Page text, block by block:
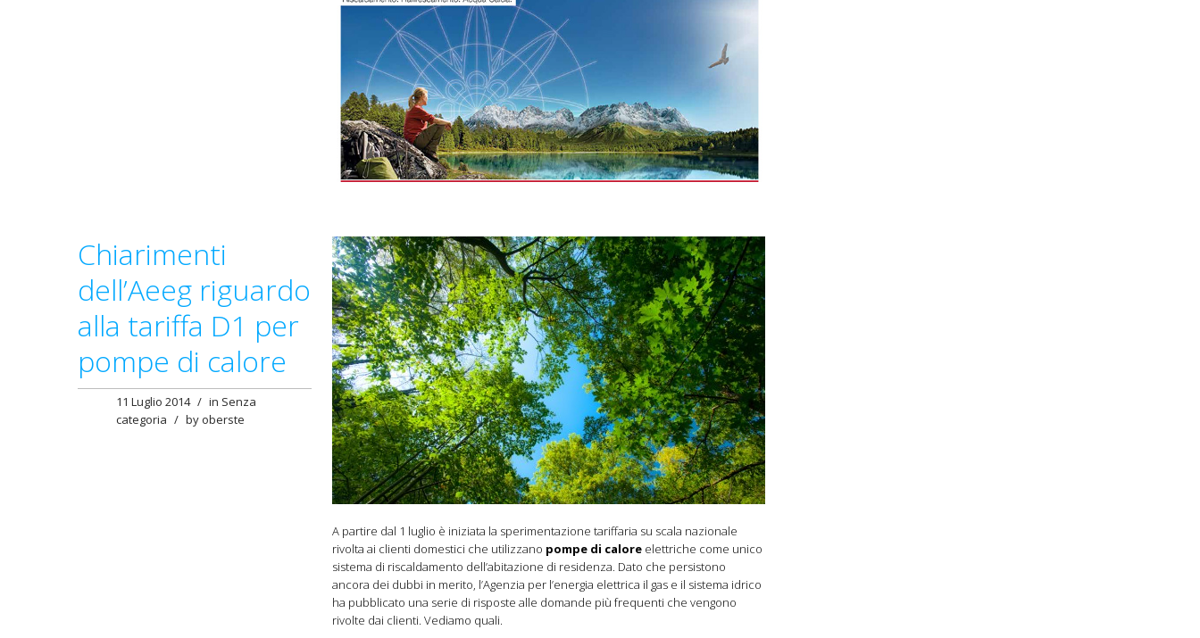
Chiarimenti
dell’Aeeg riguardo
alla tariffa D1 per
pompe di calore
11 Luglio 2014 / in Senza
categoria / byoberste
A partire dal 1 luglio è iniziata la sperimentazione tariffaria su scala nazionale
rivolta ai clienti domestici che utilizzano pompe di caloreelettriche come unico
sistema di riscaldamento dell’abitazione di residenza. Dato che persistono
ancora dei dubbi in merito, l’Agenzia per l’energia elettrica il gas e il sistema idrico
ha pubblicato una serie di risposte alle domande più frequenti che vengono
rivolte dai clienti. Vediamo quali.